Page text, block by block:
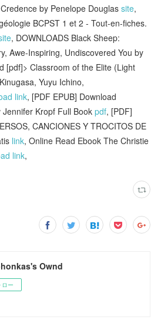
by Penelope Douglassite,
BCPST 1 et 2 - Tout-en-fiches.
, DOWNLOADS Black Sheep:
Awe-Inspiring, Undiscovered You by
[pdf]> Classroom of the Elite (Light
Yuyu Ichino,
link, [PDF EPUB] Download
Jennifer Kropf Full Bookpdf, [PDF]
CANCIONES Y TROCITOS DE
link, Online Read Ebook The Christie
link,
Ownd
ロー